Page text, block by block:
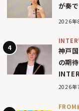
が奏
2026年
神戸
の期
2026年
FROM